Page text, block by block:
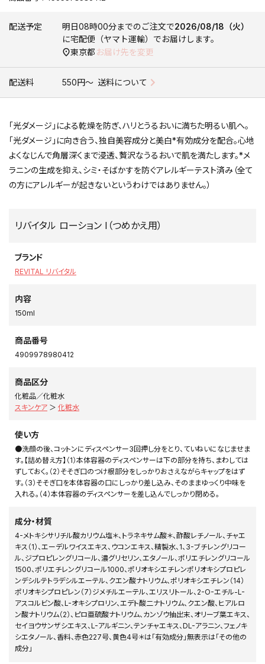
配送予定 明日08時00分までのご注文で2026/08/18（火）
に宅配便（ヤマト運輸） でお届けします。
東京都 お届け先を変更
配送料 550円〜 送料について
「光ダメージ」による乾燥を防ぎ、ハリとうるおいに満ちた明るい肌へ。
「光ダメージ」に向き合う、独自美容成分と美白*有効成分を配合。心地
よくなじんで角層深くまで浸透、贅沢なうるおいで肌を満たします。*メ
ラニンの生成を抑え、シミ・そばかすを防ぐアレルギーテスト済み（全て
の方にアレルギーが起きないというわけではありません。）
リバイタル ローション I（つめかえ用）
ブランド
REVITAL リバイタル
内容
150ml
商品番号
4909978980412
商品区分
化粧品／化粧水
スキンケア ＞ 化粧水
使い方
●洗顔の後、コットンにディスペンサー3回押し分をとり、ていねいになじませま
す。【詰め替え方】（1）本体容器のディスペンサーは下の部分を持ち、まわしては
ずしておく。（2）そそぎ口のつけ根部分をしっかりおさえながらキャップをはず
す。（3）そそぎ口を本体容器の口にしっかり差し込み、そのままゆっくり中味を
入れる。（4）本体容器のディスペンサーを差し込んでしっかり閉める。
成分・材質
4-メトキシサリチル酸カリウム塩＊、トラネキサム酸＊、酢酸レチノール、チャエ
キス（1）、エーデルワイスエキス、ウコンエキス、精製水、1、3-ブチレングリコー
ル、ジプロピレングリコール、濃グリセリン、エタノール、ポリエチレングリコール
1500、ポリエチレングリコール1000、ポリオキシエチレンポリオキシプロピレ
ンデシルテトラデシルエーテル、クエン酸ナトリウム、ポリオキシエチレン（14）
ポリオキシプロピレン（7）ジメチルエーテル、エリスリトール、2-O-エチル-L-
アスコルビン酸、L-オキシプロリン、エデト酸二ナトリウム、クエン酸、ヒアルロ
ン酸ナトリウム（2）、ピロ亜硫酸ナトリウム、カンゾウ抽出末、オリーブ葉エキス、
セイヨウサンザシエキス、L-アルギニン、テンチャエキス、DL-アラニン、フェノキ
シエタノール、香料、赤色227号、黄色4号＊は「有効成分」無表示は「その他の
成分」